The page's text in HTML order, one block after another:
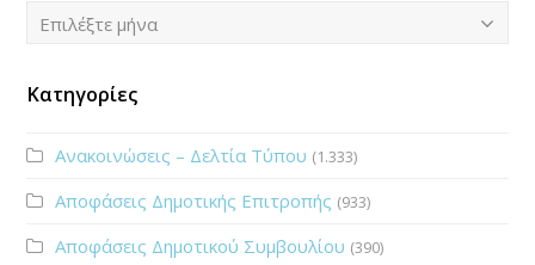
Ιστορικό
Επιλέξτε μήνα
Κατηγορίες
Ανακοινώσεις – Δελτία Τύπου (1.333)
Αποφάσεις Δημοτικής Επιτροπής (933)
Αποφάσεις Δημοτικού Συμβουλίου (390)